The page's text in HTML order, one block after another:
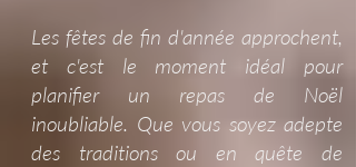
Les fêtes de fin d'année approchent,
et c'est le moment idéal pour
planifier un repas de Noël
inoubliable. Que vous soyez adepte
des traditions ou en quête de